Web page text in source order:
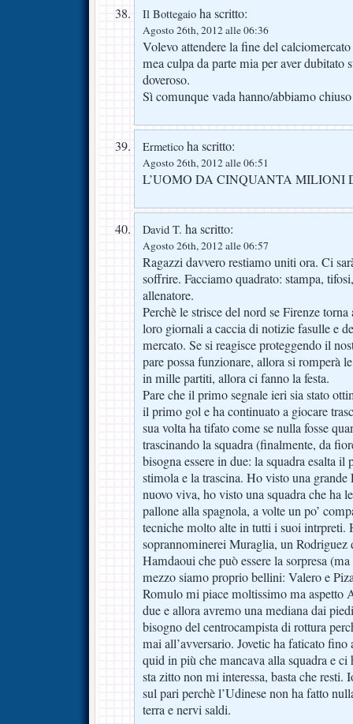
Il Bottegaio ha scritto:
Agosto 26th, 2012 alle 06:36
Volevo attendere la fine del
mea culpa da parte mia per aver
doveroso.
Sì comunque vada hanno/abbiamo
Ermetico ha scritto:
Agosto 26th, 2012 alle 06:51
L’UOMO DA CINQUANTA MILIONI
David T. ha scritto:
Agosto 26th, 2012 alle 06:57
Ragazzi davvero restiamo uniti ora. Ci
soffrire. Facciamo quadrato: stampa,
allenatore.
Perchè le strisce del nord se Firenze
loro giornali a caccia di notizie fasulle e
mercato. Se si reagisce proteggendo il
pare possa funzionare, allora si romperà
in mille partiti, allora ci fanno la festa.
Pare che il primo segnale ieri sia stato
il primo gol e ha continuato a giocare
sua volta ha tifato come se nulla fosse
trascinando la squadra (finalmente, da
bisogna essere in due: la squadra esalta
stimola e la trascina. Ho visto una
nuovo viva, ho visto una squadra che ha
pallone alla spagnola, a volte un po’
tecniche molto alte in tutti i suoi intrpreti.
soprannominerei Muraglia, un Rodriguez
Hamdaoui che può essere la sorpresa
mezzo siamo proprio bellini: Valero e
Romulo mi piace moltissimo ma aspetto
due e allora avremo una mediana dai
bisogno del centrocampista di rottura
mai all’avversario. Jovetic ha faticato
quid in più che mancava alla squadra e ci
sta zitto non mi interessa, basta che resti.
sul pari perchè l’Udinese non ha fatto
terra e nervi saldi.